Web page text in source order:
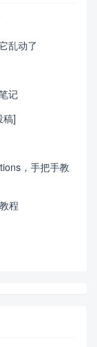
乱动了
记
稿]
，手把手教
程